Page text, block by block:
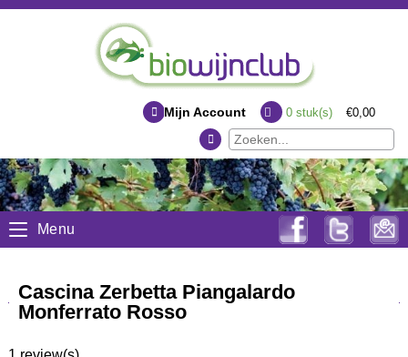
Mijn Account 0stuk(s) €0,00
Menu
Cascina Zerbetta Piangalardo
Monferrato Rosso